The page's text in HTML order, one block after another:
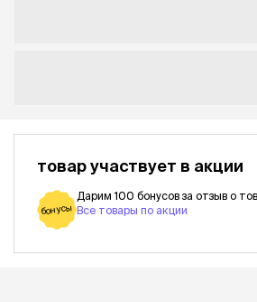
товар участвует в акции
бонусы
Дарим 100 бонусов за отзыв о
Все товары по акции